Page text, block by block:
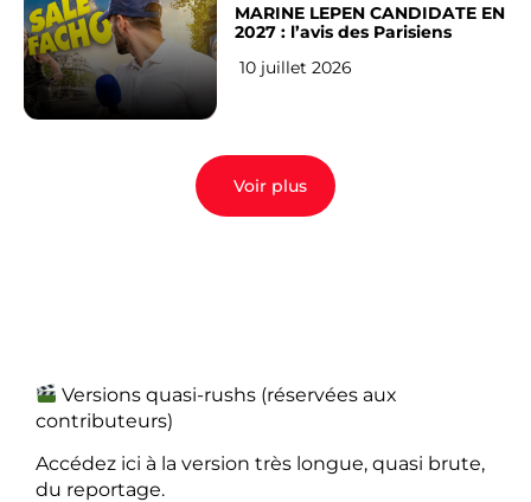
MARINE LEPEN CANDIDATE EN
2027 : l’avis des Parisiens
10 juillet 2026
Voir plus
Versions quasi-rushs (réservées aux
contributeurs)
Accédez ici à la version très longue, quasi brute,
du reportage.